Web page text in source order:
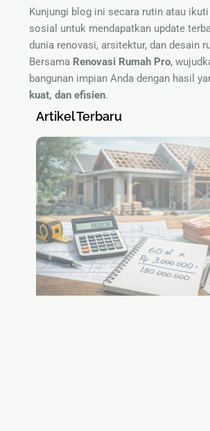
Kunjungi blog ini secara rutin atau
sosial untuk mendapatkan update
dunia renovasi, arsitektur, dan desain
Bersama Renovasi Rumah Pro,
bangunan impian Anda dengan hasil
kuat, dan efisien.
Artikel Terbaru